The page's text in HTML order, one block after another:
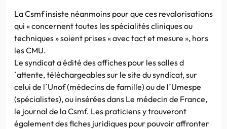
La Csmf insiste néanmoins pour que ces revalorisations
qui « concernent toutes les spécialités cliniques ou
techniques » soient prises « avec tact et mesure », hors
les CMU.
Le syndicat a édité des affiches pour les salles d
´attente, téléchargeables sur le site du syndicat, sur
celui de l´Unof (médecins de famille) ou de l´Umespe
(spécialistes), ou insérées dans Le médecin de France,
le journal de la Csmf. Les praticiens y trouveront
également des fiches juridiques pour pouvoir affronter